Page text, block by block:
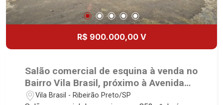
R$ 900.000,00 V
Salão comercial de esquina à venda no
Bairro Vila Brasil, próximo à Avenida
Mal. Costa e Silva - Ribeirão Preto/SP.
Vila Brasil - Ribeirão Preto/SP